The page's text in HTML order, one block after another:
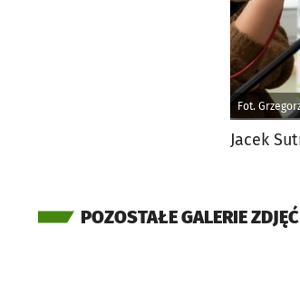
Fot.
Jacek
POZOSTAŁE GALERIE ZDJĘĆ